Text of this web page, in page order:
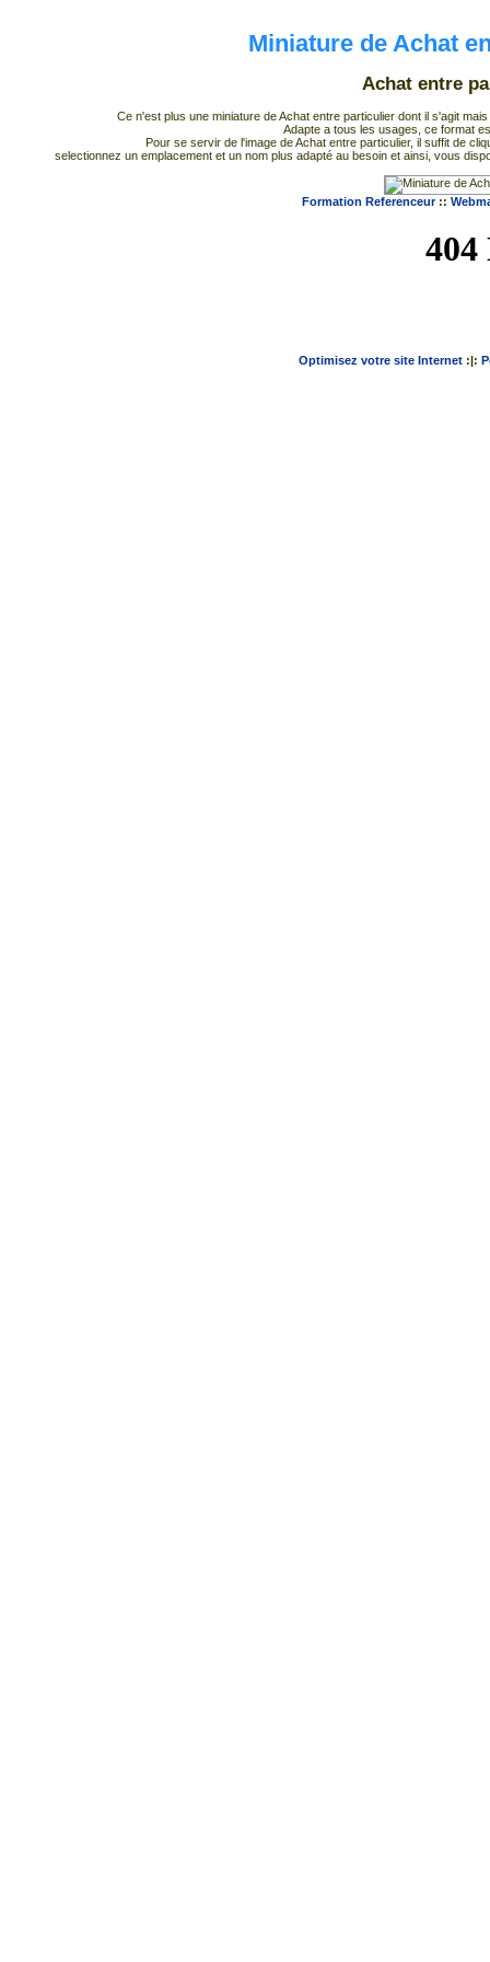
Miniature de Achat
Achat entre
Ce n'est plus une miniature de Achat entre particulier dont il s'agit
Adapte a tous les usages, ce format
Pour se servir de l'image de Achat entre particulier, il suffit de
selectionnez un emplacement et un nom plus adapté au besoin et ainsi, vous
Formation Referenceur::
Optimisez votre site Internet:|: